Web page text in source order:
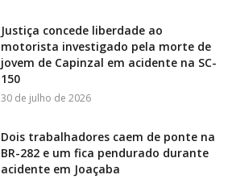
Justiça concede liberdade ao
motorista investigado pela morte de
jovem de Capinzal em acidente na SC-
150
30 de julho de 2026
Dois trabalhadores caem de ponte na
BR-282 e um fica pendurado durante
acidente em Joaçaba